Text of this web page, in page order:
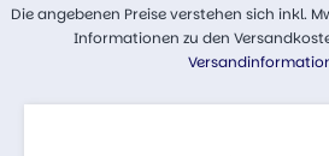
Die angebenen Preise verstehen sich inkl.
Informationen zu den